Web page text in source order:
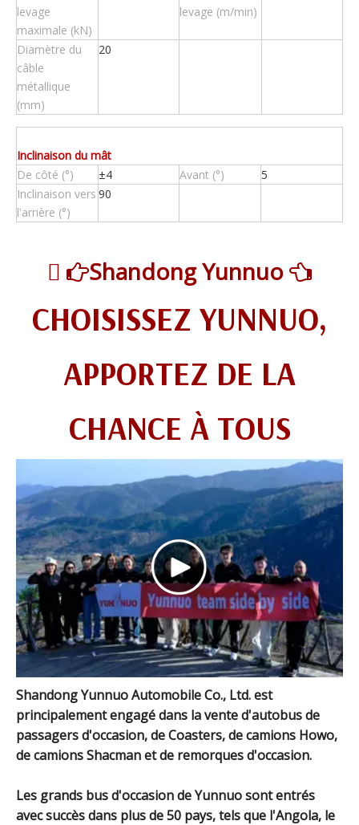
levage
maximale (kN)
levage (m/min)
Diamètre du
câble
métallique
(mm)
20
Inclinaison du mât
De côté (°)
±4 Avant (°)
5
Inclinaison vers
l'arrière (°)
90
 Shandong Yunnuo 
CHOISISSEZ YUNNUO,
APPORTEZ DE LA
CHANCE À TOUS
Shandong Yunnuo Automobile Co., Ltd. est
principalement engagé dans la vente d'autobus de
passagers d'occasion, de Coasters, de camions Howo,
de camions Shacman et de remorques d'occasion.
Les grands bus d'occasion de Yunnuo sont entrés
avec succès dans plus de 50 pays, tels que l'Angola, le